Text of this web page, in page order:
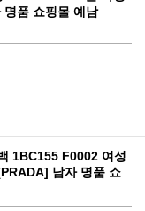
품 쇼핑몰 예남
1BC155 F0002 여성
남자 명품 쇼